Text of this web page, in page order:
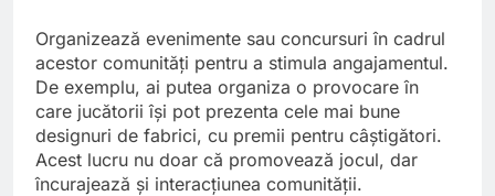
Organizează evenimente sau concursuri în cadrul
acestor comunități pentru a stimula angajamentul.
De exemplu, ai putea organiza o provocare în
care jucătorii își pot prezenta cele mai bune
designuri de fabrici, cu premii pentru câștigători.
Acest lucru nu doar că promovează jocul, dar
încurajează și interacțiunea comunității.